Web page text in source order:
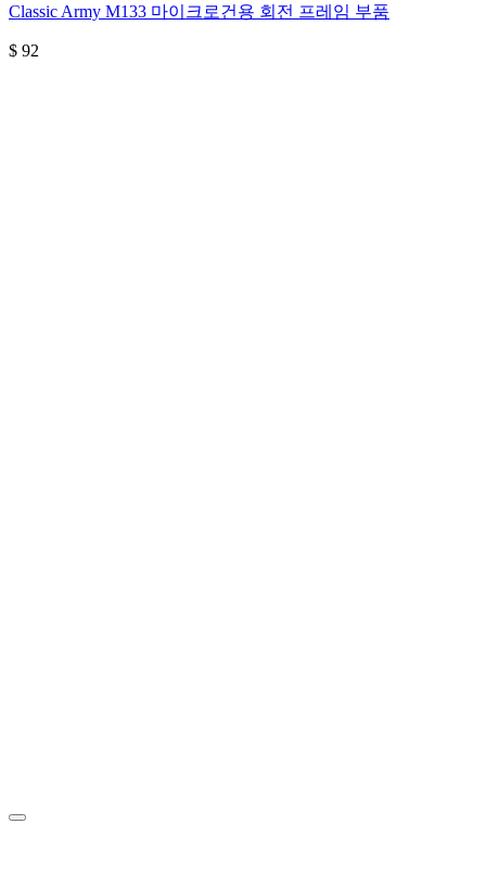
Classic Army M133 마이크로건용 회전 프레임 부품
$ 92